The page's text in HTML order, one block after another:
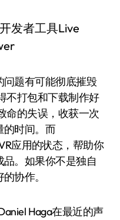
题有可能彻底摧毁
不打包和下载制作好
命的失误，收获一次
的时间。而
应用的状态，帮助你
。如果你不是独自
协作。
Haga在最近的声